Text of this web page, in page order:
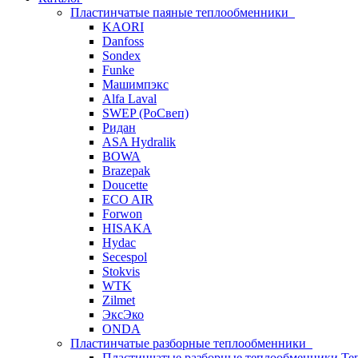
Пластинчатые паяные теплообменники
KAORI
Danfoss
Sondex
Funke
Машимпэкс
Alfa Laval
SWEP (РоСвеп)
Ридан
ASA Hydralik
BOWA
Brazepak
Doucette
ECO AIR
Forwon
HISAKA
Hydac
Secespol
Stokvis
WTK
Zilmet
ЭксЭко
ONDA
Пластинчатые разборные теплообменники